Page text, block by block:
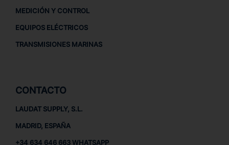
MEDICIÓN Y CONTROL
EQUIPOS ELÉCTRICOS
TRANSMISIONES MARINAS
CONTACTO
LAUDAT SUPPLY, S.L.
MADRID, ESPAÑA
+34 634 646 663 WHATSAPP